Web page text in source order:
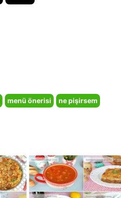
menü önerisi
ne pişirsem